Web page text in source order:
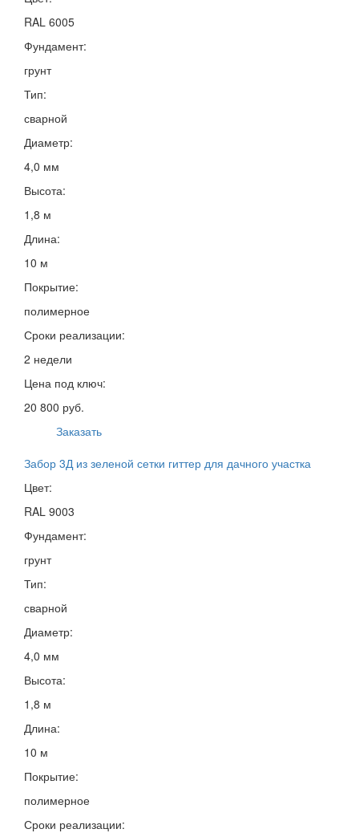
RAL 6005
Фундамент:
грунт
Тип:
сварной
Диаметр:
4,0 мм
Высота:
1,8 м
Длина:
10 м
Покрытие:
полимерное
Сроки реализации:
2 недели
Цена под ключ:
20 800 руб.
Заказать
Забор 3Д из зеленой сетки гиттер для дачного участка
Цвет:
RAL 9003
Фундамент:
грунт
Тип:
сварной
Диаметр:
4,0 мм
Высота:
1,8 м
Длина:
10 м
Покрытие:
полимерное
Сроки реализации: